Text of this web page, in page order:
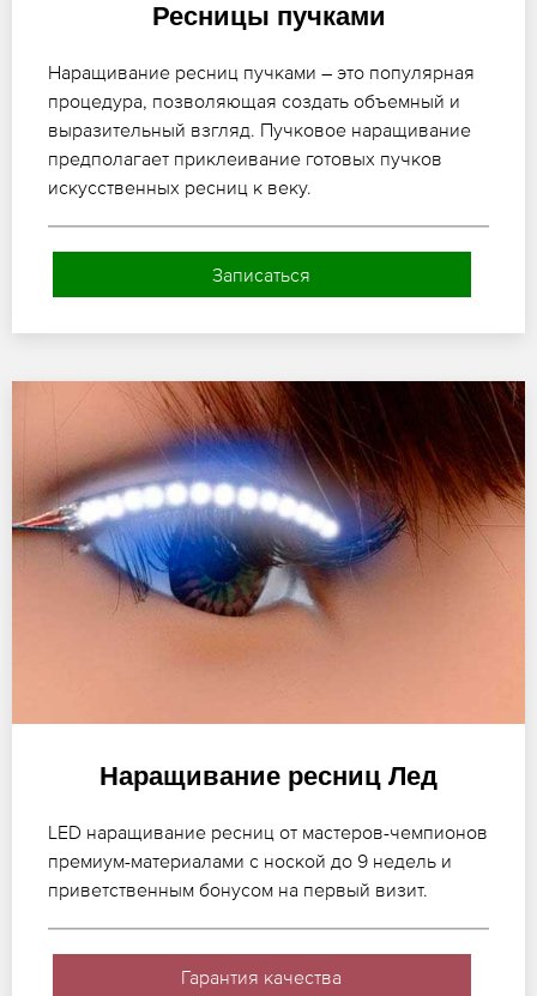
Ресницы пучками
Наращивание ресниц пучками – это популярная
процедура, позволяющая создать объемный и
выразительный взгляд. Пучковое наращивание
предполагает приклеивание готовых пучков
искусственных ресниц к веку.
Записаться
Наращивание ресниц Лед
LED наращивание ресниц от мастеров-чемпионов
премиум-материалами с ноской до 9 недель и
приветственным бонусом на первый визит.
Гарантия качества